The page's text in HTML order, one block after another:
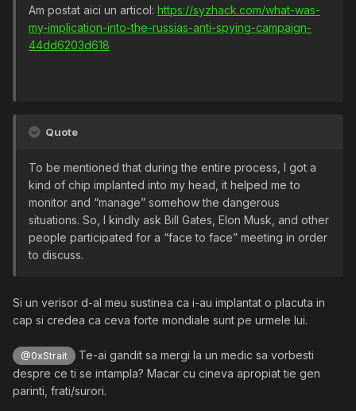
Am postat aici un articol: https://syzhack.com/what-was-
my-implication-into-the-russias-anti-spying-campaign-
44dd6203d618
Quote
To be mentioned that during the entire process, I got a
kind of chip implanted into my head, it helped me to
monitor and “manage” somehow the dangerous
situations. So, I kindly ask Bill Gates, Elon Musk, and other
people participated for a “face to face” meeting in order
to discuss.
Si un verisor d-al meu sustinea ca i-au implantat o placuta in
cap si credea ca ceva forte mondiale sunt pe urmele lui.
@0xStrait
Te-ai gandit sa mergi la un medic sa vorbesti
despre ce ti se intampla? Macar cu cineva apropiat tie gen
parinti, frati/surori.